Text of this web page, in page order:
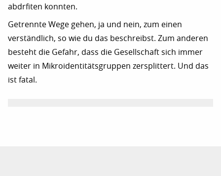
abdrfiten konnten.
Getrennte Wege gehen, ja und nein, zum einen
verständlich, so wie du das beschreibst. Zum anderen
besteht die Gefahr, dass die Gesellschaft sich immer
weiter in Mikroidentitätsgruppen zersplittert. Und das
ist fatal.